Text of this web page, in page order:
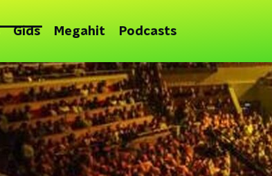
Gids Megahit Podcasts